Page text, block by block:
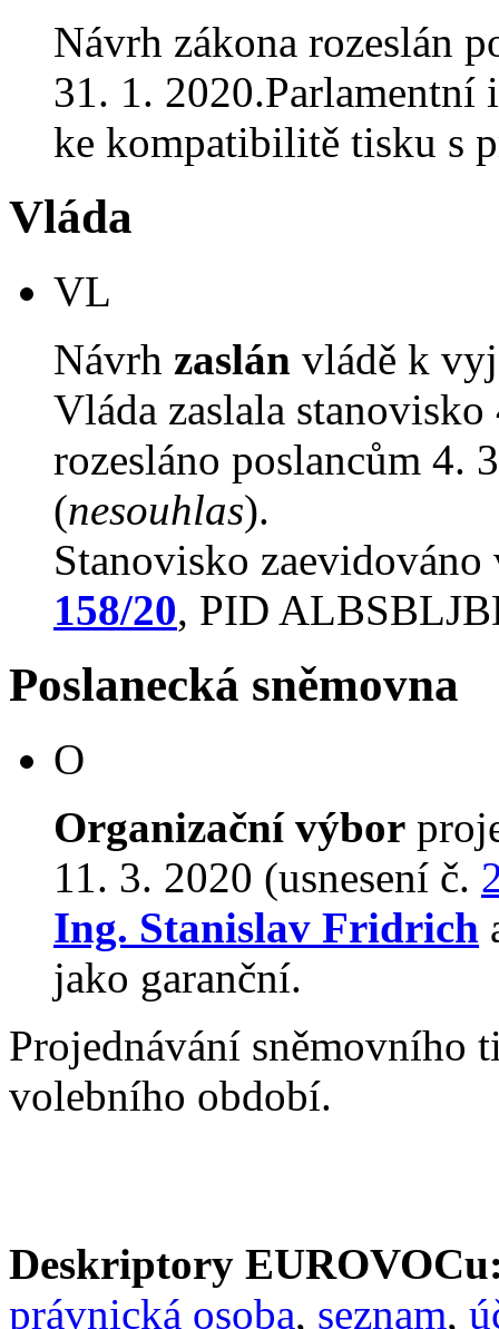
Návrh zákona rozeslán
31. 1.
ke kompatibilitě tisku s
Vláda
VL
Návrh zaslán vládě k
Vláda zaslala
rozesláno poslancům 4.
(nesouhlas).
Stanovisko
158/20, PID
Poslanecká sněmovna
O
Organizační výbor
11. 3. 2020 (usnesení č.
Ing. Stanislav Fridrich
jako garanční.
Projednávání sněmovního
volebního období.
Deskriptory
právnická osoba, seznam,